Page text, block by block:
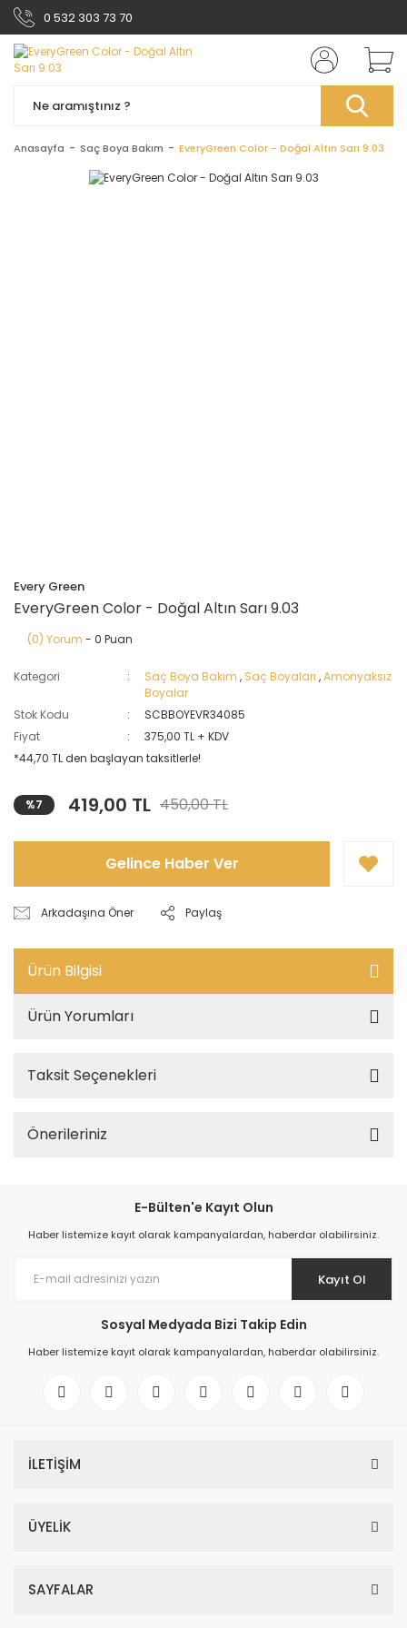
0 532 303 73 70
Anasayfa Saç Boya Bakım EveryGreen Color - Doğal Altın Sarı 9.03
Every Green
EveryGreen Color - Doğal Altın Sarı 9.03
(0) Yorum - 0 Puan
Kategori Saç Boya Bakım , Saç Boyaları ,Amonyaksız
Boyalar
Stok Kodu
SCBBOYEVR34085
Fiyat
375,00 TL + KDV
*44,70 TL den başlayan taksitlerle!
%7 419,00 TL 450,00 TL
Gelince Haber Ver
Arkadaşına Öner Paylaş
Ürün Bilgisi
Ürün Yorumları
Taksit Seçenekleri
Önerileriniz
E-Bülten'e Kayıt Olun
Haber listemize kayıt olarak kampanyalardan, haberdar olabilirsiniz.
Kayıt Ol
Sosyal Medyada Bizi Takip Edin
Haber listemize kayıt olarak kampanyalardan, haberdar olabilirsiniz.
İLETİŞİM
ÜYELİK
SAYFALAR